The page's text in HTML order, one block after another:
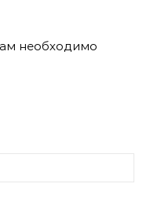
необходимо